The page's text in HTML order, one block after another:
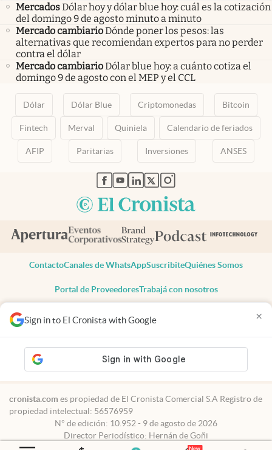
Sign in to El Cronista with Google ×
MercadosDólar hoy y dólar blue hoy: cuál es la cotización
del domingo 9 de agosto minuto a minuto
Mercado cambiarioDónde poner los pesos: las
alternativas que recomiendan expertos para no perder
contra el dólar
Mercado cambiarioDólar blue hoy: a cuánto cotiza el
domingo 9 de agosto con el MEP y el CCL
Dólar Dólar Blue Criptomonedas Bitcoin
Fintech Merval Quiniela Calendario de feriados
AFIP Paritarias Inversiones ANSES
abre en nueva pestaña
abre en nueva pestaña
abre en nueva pestaña
abre en nueva pestaña
abre en nueva pestaña
ContactoCanales de WhatsAppSuscribiteQuiénes Somos
Portal de ProveedoresTrabajá con nosotros
Todos los derechos reservados
Privacidad
Consentimiento
Tel:+54 11 7078-3270
cronista.com es propiedad de El Cronista Comercial S.A Registro de
propiedad intelectual: 56576959
N° de edición: 10.952 - 9 de agosto de 2026
Director Periodístico: Hernán de Goñi